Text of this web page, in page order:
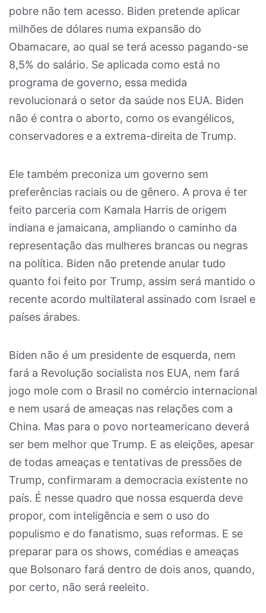
pobre não tem acesso. Biden pretende aplicar
milhões de dólares numa expansão do
Obamacare, ao qual se terá acesso pagando-se
8,5% do salário. Se aplicada como está no
programa de governo, essa medida
revolucionará o setor da saúde nos EUA. Biden
não é contra o aborto, como os evangélicos,
conservadores e a extrema-direita de Trump.
Ele também preconiza um governo sem
preferências raciais ou de gênero. A prova é ter
feito parceria com Kamala Harris de origem
indiana e jamaicana, ampliando o caminho da
representação das mulheres brancas ou negras
na política. Biden não pretende anular tudo
quanto foi feito por Trump, assim será mantido o
recente acordo multilateral assinado com Israel e
países árabes.
Biden não é um presidente de esquerda, nem
fará a Revolução socialista nos EUA, nem fará
jogo mole com o Brasil no comércio internacional
e nem usará de ameaças nas relações com a
China. Mas para o povo norteamericano deverá
ser bem melhor que Trump. E as eleições, apesar
de todas ameaças e tentativas de pressões de
Trump, confirmaram a democracia existente no
país. É nesse quadro que nossa esquerda deve
propor, com inteligência e sem o uso do
populismo e do fanatismo, suas reformas. E se
preparar para os shows, comédias e ameaças
que Bolsonaro fará dentro de dois anos, quando,
por certo, não será reeleito.